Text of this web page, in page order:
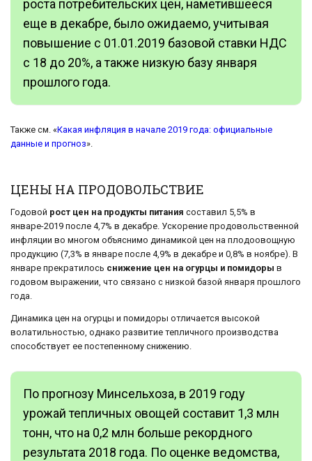
роста потребительских цен, наметившееся
еще в декабре, было ожидаемо, учитывая
повышение с 01.01.2019 базовой ставки НДС
с 18 до 20%, а также низкую базу января
прошлого года.
Также см. «Какая инфляция в начале 2019 года: официальные
данные и прогноз».
ЦЕНЫ НА ПРОДОВОЛЬСТВИЕ
Годовой рост цен на продукты питания составил 5,5% в
январе-2019 после 4,7% в декабре. Ускорение продовольственной
инфляции во многом объяснимо динамикой цен на плодоовощную
продукцию (7,3% в январе после 4,9% в декабре и 0,8% в ноябре). В
январе прекратилось снижение цен на огурцы и помидоры в
годовом выражении, что связано с низкой базой января прошлого
года.
Динамика цен на огурцы и помидоры отличается высокой
волатильностью, однако развитие тепличного производства
способствует ее постепенному снижению.
По прогнозу Минсельхоза, в 2019 году
урожай тепличных овощей составит 1,3 млн
тонн, что на 0,2 млн больше рекордного
результата 2018 года. По оценке ведомства,